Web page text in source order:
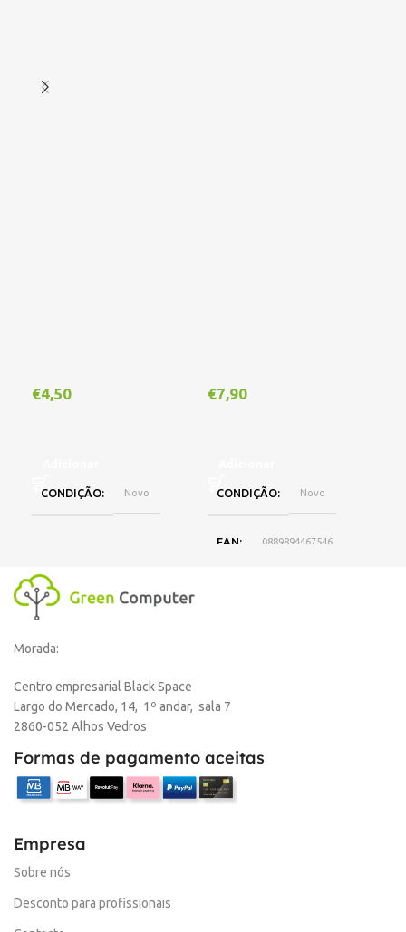
€4,50
CONDIÇÃO Novo
€7,90
CONDIÇÃO Novo
EAN 0889894467546
MARCA
Morada:
Centro empresarial Black Space
Largo do Mercado, 14, 1º andar, sala 7
2860-052 Alhos Vedros
Formas de pagamento aceitas
Empresa
Sobre nós
Desconto para profissionais